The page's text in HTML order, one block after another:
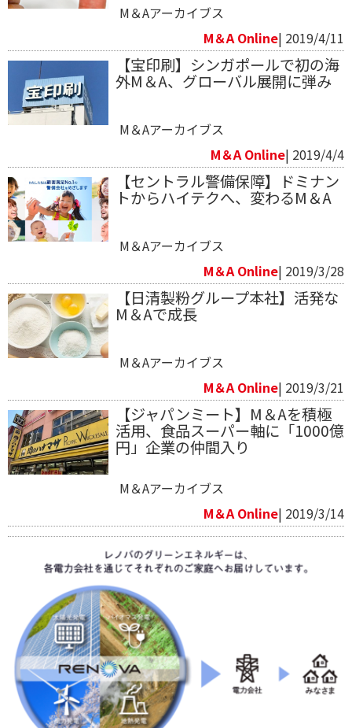
M＆Aアーカイブス
M＆A Online| 2019/4/11
【宝印刷】シンガポールで初の海
外M＆A、グローバル展開に弾み
M＆Aアーカイブス
M＆A Online| 2019/4/4
【セントラル警備保障】ドミナン
トからハイテクへ、変わるM＆A
M＆Aアーカイブス
M＆A Online| 2019/3/28
【日清製粉グループ本社】活発な
M＆Aで成長
M＆Aアーカイブス
M＆A Online| 2019/3/21
【ジャパンミート】M＆Aを積極
活用、食品スーパー軸に「1000億
円」企業の仲間入り
M＆Aアーカイブス
M＆A Online| 2019/3/14